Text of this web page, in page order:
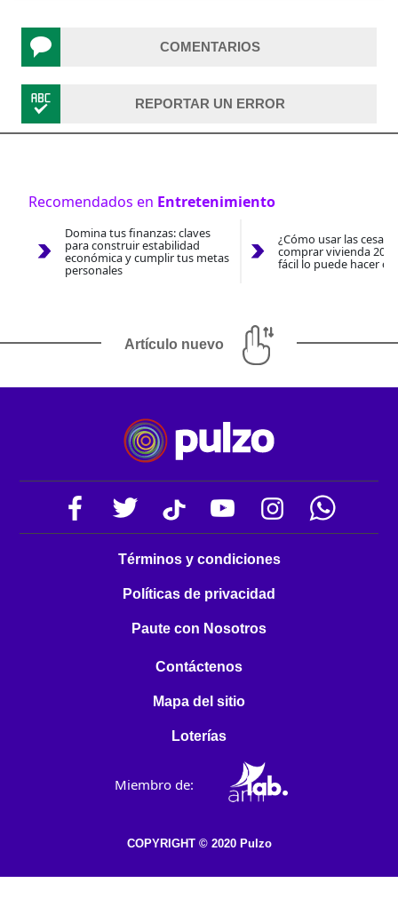
COMENTARIOS
REPORTAR UN ERROR
Recomendados en Entretenimiento
Domina tus finanzas: claves
para construir estabilidad
económica y cumplir tus metas
personales
¿Cómo usar las
comprar vivienda
fácil lo puede hacer
Artículo nuevo
Términos y condiciones
Políticas de privacidad
Paute con Nosotros
Contáctenos
Mapa del sitio
Loterías
Miembro de:
COPYRIGHT © 2020 Pulzo